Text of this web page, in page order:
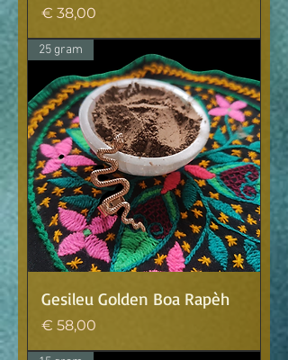
Prijs
€ 38,00
25 gram
Gesileu Golden Boa Rapèh
Prijs
€ 58,00